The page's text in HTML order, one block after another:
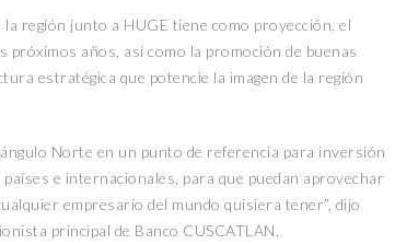
región junto a HUGE tiene como proyección, el
próximos años, así como la promoción de buenas
estratégica que potencie la imagen de la región
Norte en un punto de referencia para inversión
e internacionales, para que puedan aprovechar
empresario del mundo quisiera tener”, dijo
principal de Banco CUSCATLAN.